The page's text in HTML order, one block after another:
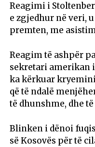
Reagimi i
e zgjedhur në veri,
premten, me
Reagim të ashpër
sekretari amerikan
ka kërkuar
që të ndalë
të dhunshme, dhe
Blinken i dënoi
së Kosovës për të